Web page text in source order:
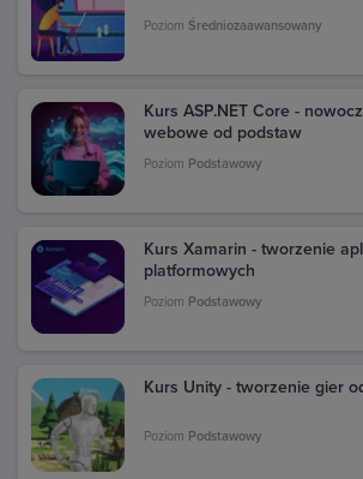
Poziom Średniozaawansowany
Kurs ASP.NET Core -
webowe od podstaw
Poziom Podstawowy
Kurs Xamarin - tworzenie
platformowych
Poziom Podstawowy
Kurs Unity - tworzenie gier
Poziom Podstawowy